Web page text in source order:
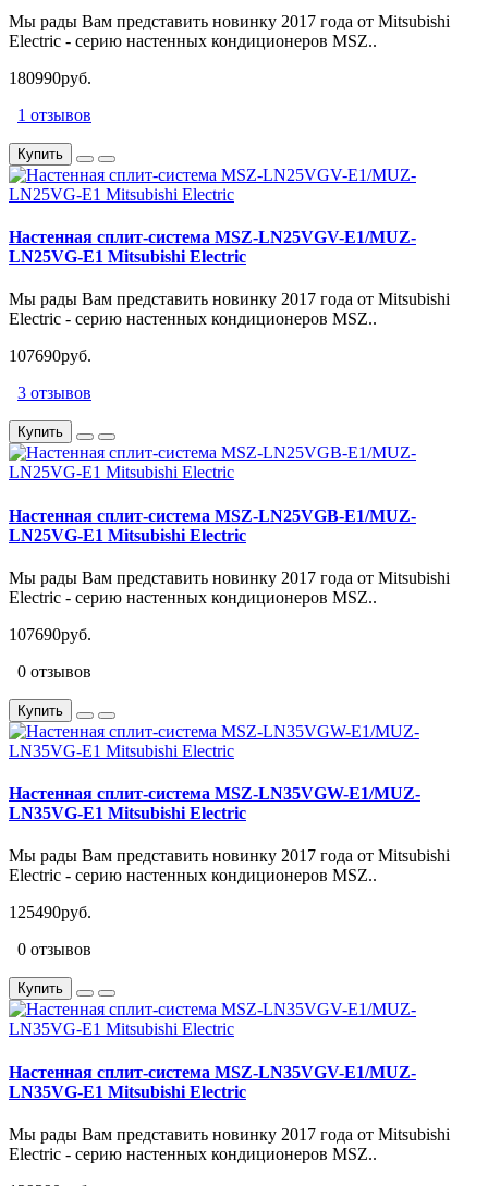
Мы рады Вам представить новинку 2017 года от Mitsubishi
Electric - серию настенных кондиционеров MSZ..
180990руб.
1 отзывов
Купить
Настенная сплит-система MSZ-LN25VGV-E1/MUZ-
LN25VG-E1 Mitsubishi Electric
Мы рады Вам представить новинку 2017 года от Mitsubishi
Electric - серию настенных кондиционеров MSZ..
107690руб.
3 отзывов
Купить
Настенная сплит-система MSZ-LN25VGB-E1/MUZ-
LN25VG-E1 Mitsubishi Electric
Мы рады Вам представить новинку 2017 года от Mitsubishi
Electric - серию настенных кондиционеров MSZ..
107690руб.
0 отзывов
Купить
Настенная сплит-система MSZ-LN35VGW-E1/MUZ-
LN35VG-E1 Mitsubishi Electric
Мы рады Вам представить новинку 2017 года от Mitsubishi
Electric - серию настенных кондиционеров MSZ..
125490руб.
0 отзывов
Купить
Настенная сплит-система MSZ-LN35VGV-E1/MUZ-
LN35VG-E1 Mitsubishi Electric
Мы рады Вам представить новинку 2017 года от Mitsubishi
Electric - серию настенных кондиционеров MSZ..